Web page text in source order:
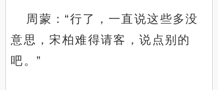
周蒙：“行了，一直说这些多没
意思，宋柏难得请客，说点别的
吧。”